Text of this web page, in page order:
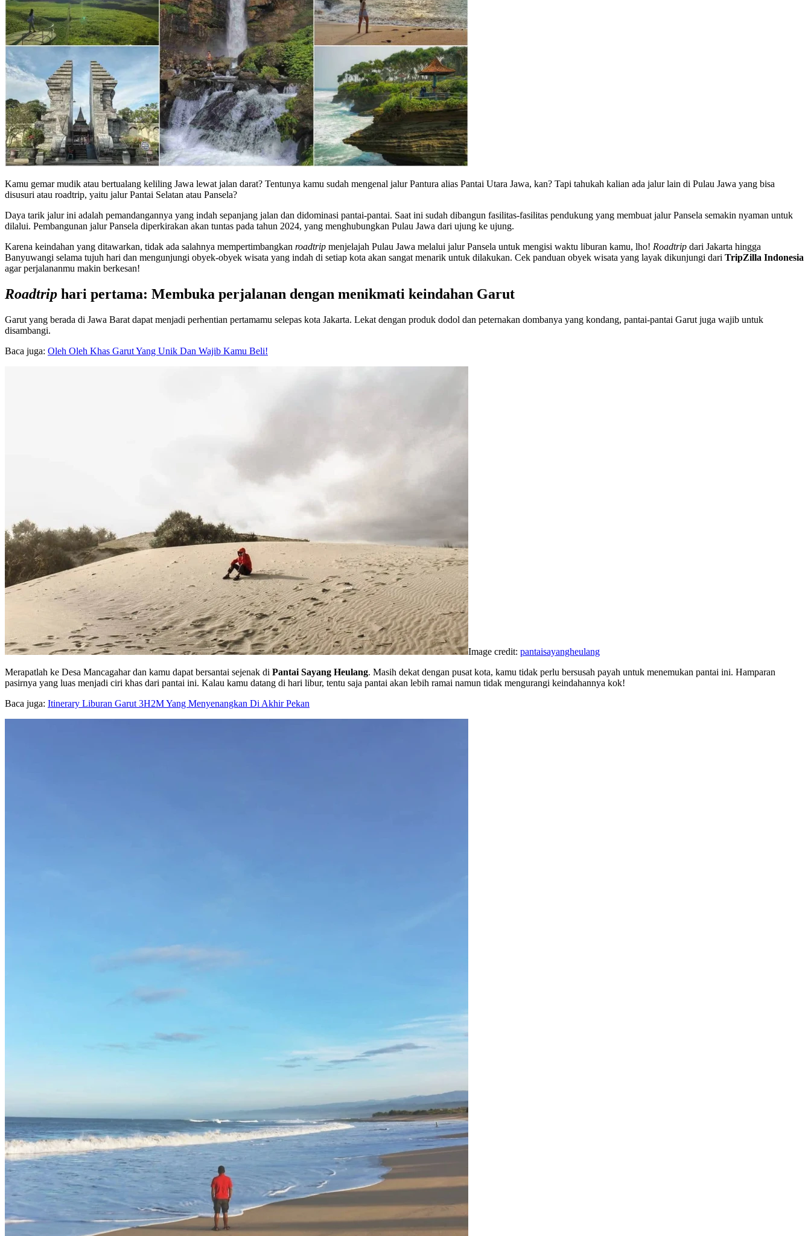
Kamu gemar mudik atau bertualang keliling Jawa lewat jalan darat? Tentunya kamu sudah mengenal jalur Pantura alias Pantai Utara Jawa, kan? Tapi tahukah kalian ada jalur lain di Pulau Jawa yang bisa
disusuri atau roadtrip, yaitu jalur Pantai Selatan atau Pansela?
Daya tarik jalur ini adalah pemandangannya yang indah sepanjang jalan dan didominasi pantai-pantai. Saat ini sudah dibangun fasilitas-fasilitas pendukung yang membuat jalur Pansela semakin nyaman untuk
dilalui. Pembangunan jalur Pansela diperkirakan akan tuntas pada tahun 2024, yang menghubungkan Pulau Jawa dari ujung ke ujung.
Karena keindahan yang ditawarkan, tidak ada salahnya mempertimbangkan roadtrip menjelajah Pulau Jawa melalui jalur Pansela untuk mengisi waktu liburan kamu, lho! Roadtrip dari Jakarta hingga
Banyuwangi selama tujuh hari dan mengunjungi obyek-obyek wisata yang indah di setiap kota akan sangat menarik untuk dilakukan. Cek panduan obyek wisata yang layak dikunjungi dari TripZilla Indonesia
agar perjalananmu makin berkesan!
Roadtrip hari pertama: Membuka perjalanan dengan menikmati keindahan Garut
Garut yang berada di Jawa Barat dapat menjadi perhentian pertamamu selepas kota Jakarta. Lekat dengan produk dodol dan peternakan dombanya yang kondang, pantai-pantai Garut juga wajib untuk
disambangi.
Baca juga: Oleh Oleh Khas Garut Yang Unik Dan Wajib Kamu Beli!
Image credit: pantaisayangheulang
Merapatlah ke Desa Mancagahar dan kamu dapat bersantai sejenak di Pantai Sayang Heulang. Masih dekat dengan pusat kota, kamu tidak perlu bersusah payah untuk menemukan pantai ini. Hamparan
pasirnya yang luas menjadi ciri khas dari pantai ini. Kalau kamu datang di hari libur, tentu saja pantai akan lebih ramai namun tidak mengurangi keindahannya kok!
Baca juga: Itinerary Liburan Garut 3H2M Yang Menyenangkan Di Akhir Pekan